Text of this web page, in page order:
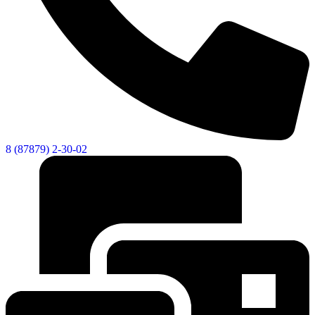
8 (87879) 2-30-02